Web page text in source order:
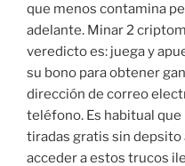
que menos contamina
adelante. Minar 2
veredicto es: juega y
su bono para obtener
dirección de correo
teléfono. Es habitual
tiradas gratis sin
acceder a estos trucos